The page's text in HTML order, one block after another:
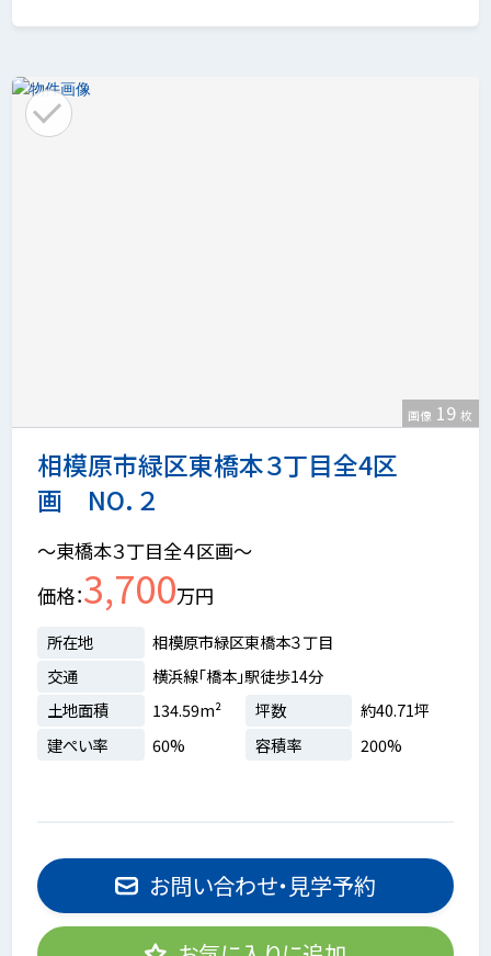
相模原市緑区東橋本３丁目全4区
画 NO．２
画像 19 枚
～東橋本３丁目全４区画～
価格 3,700万円
所在地
相模原市緑区東橋本３丁目
交通
横浜線「橋本」駅徒歩14分
土地面積
134.59m² 坪数
約40.71坪
建ぺい率
60% 容積率 200%
お問い合わせ・見学予約